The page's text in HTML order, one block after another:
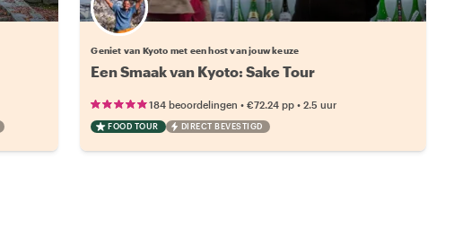
Kies jouw favoriete local
Geniet van Kyoto met een host van jouw keuze
Een Smaak van Kyoto: Sake Tour
184 beoordelingen •€72.24 pp •2.5 uur
FOOD TOUR DIRECT BEVESTIGD